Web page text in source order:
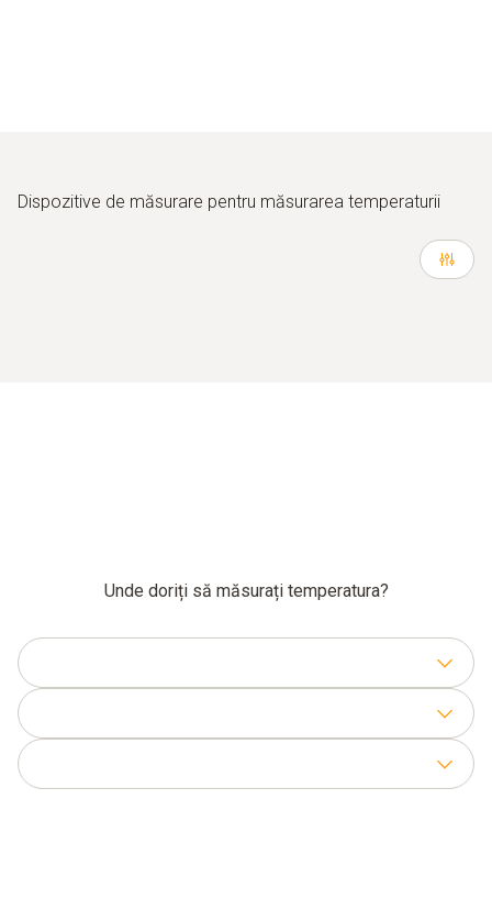
Dispozitive de măsurare pentru măsurarea temperaturii
Unde doriți să măsurați temperatura?